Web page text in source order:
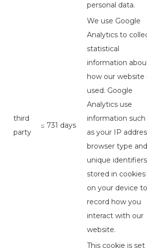
personal data.
third
party
≤ 731 days
We use Google
Analytics to
statistical
information
how our website
used. Google
Analytics use
information such
as your IP
browser type and
unique identifiers
stored in cookies
on your device to
record how you
interact with our
website.
This cookie is set